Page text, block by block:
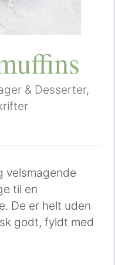
& Desserter,
velsmagende
til en
De er helt uden
godt, fyldt med